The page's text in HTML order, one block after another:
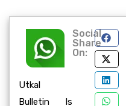
Utkal
Bulletin Is
Social
Share
On: